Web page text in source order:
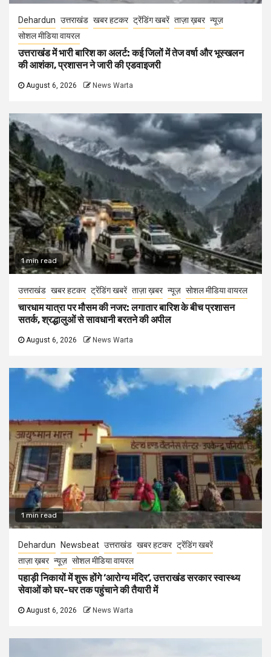
Dehardun उत्तराखंड खबर हटकर ट्रेंडिंग खबरें ताज़ा ख़बर न्यूज़
सोशल मीडिया वायरल
उत्तराखंड में भारी बारिश का अलर्ट: कई जिलों में तेज वर्षा और भूस्खलन
की आशंका, प्रशासन ने जारी की एडवाइजरी
August 6, 2026 News Warta
1 min read
उत्तराखंड खबर हटकर ट्रेंडिंग खबरें ताज़ा ख़बर न्यूज़ सोशल मीडिया वायरल
चारधाम यात्रा पर मौसम की नजर: लगातार बारिश के बीच प्रशासन
सतर्क, श्रद्धालुओं से सावधानी बरतने की अपील
August 6, 2026 News Warta
1 min read
Dehardun Newsbeat उत्तराखंड खबर हटकर ट्रेंडिंग खबरें
ताज़ा ख़बर न्यूज़ सोशल मीडिया वायरल
पहाड़ी निकायों में शुरू होंगे ‘आरोग्य मंदिर’, उत्तराखंड सरकार स्वास्थ्य
सेवाओं को घर-घर तक पहुंचाने की तैयारी में
August 6, 2026 News Warta